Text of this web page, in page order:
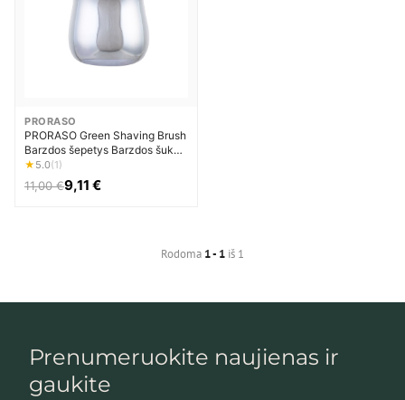
PRORASO
PRORASO Green Shaving Brush
Barzdos šepetys Barzdos šukos
Vyrams
★ 5.0(1)
11,00 €9,11 €
Rodoma 1 - 1 iš 1
Prenumeruokite naujienas ir
gaukite